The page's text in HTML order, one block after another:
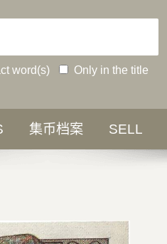
word(s) Only in the title
集币档案 SELL